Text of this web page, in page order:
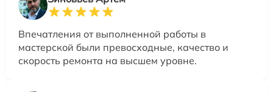
Впечатления от выполненной работы в
мастерской были превосходные, качество и
скорость ремонта на высшем уровне.